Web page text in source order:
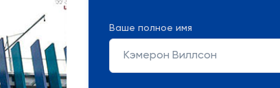
Ваше полное имя